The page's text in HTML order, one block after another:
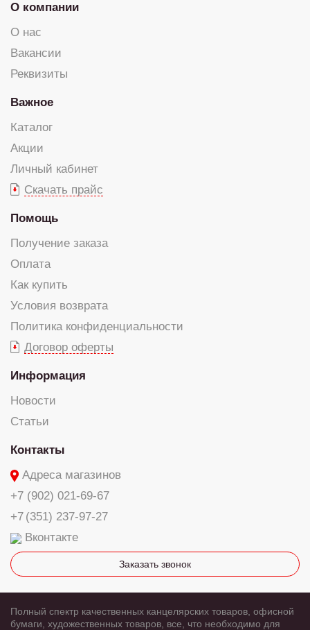
О компании
О нас
Вакансии
Реквизиты
Важное
Каталог
Акции
Личный кабинет
Скачать прайс
Помощь
Получение заказа
Оплата
Как купить
Условия возврата
Политика конфиденциальности
Договор оферты
Информация
Новости
Статьи
Контакты
Адреса магазинов
+7 (902) 021-69-67
+7 (351) 237-97-27
Вконтакте
Заказать звонок
Полный спектр качественных канцелярских товаров, офисной
бумаги, художественных товаров, все, что необходимо для